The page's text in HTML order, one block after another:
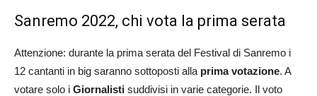
Sanremo 2022, chi vota la prima serata
Attenzione: durante la prima serata del Festival di Sanremo i
12 cantanti in big saranno sottoposti alla prima votazione. A
votare solo i Giornalisti suddivisi in varie categorie. Il voto